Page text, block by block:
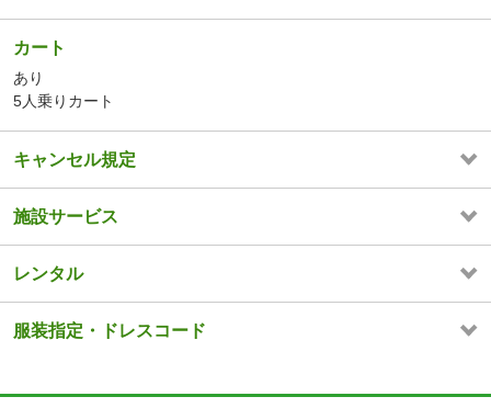
カート
あり
5人乗りカート
キャンセル規定
施設サービス
レンタル
服装指定・ドレスコード